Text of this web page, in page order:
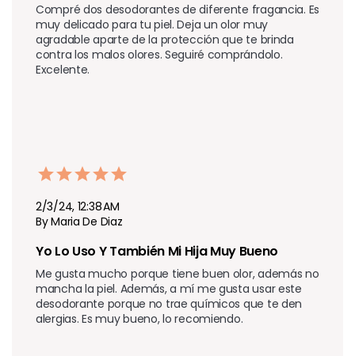
Compré dos desodorantes de diferente fragancia. Es
muy delicado para tu piel. Deja un olor muy
agradable aparte de la protección que te brinda
contra los malos olores. Seguiré comprándolo.
Excelente.
2/3/24, 12:38 AM
By Maria De Diaz
Yo Lo Uso Y También Mi Hija Muy Bueno
Me gusta mucho porque tiene buen olor, además no
mancha la piel. Además, a mí me gusta usar este
desodorante porque no trae químicos que te den
alergias. Es muy bueno, lo recomiendo.